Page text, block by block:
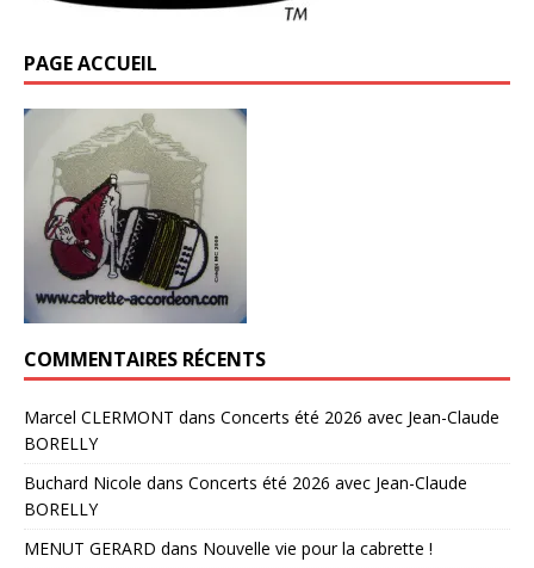
PAGE ACCUEIL
COMMENTAIRES RÉCENTS
Marcel CLERMONT dans Concerts été 2026 avec Jean-Claude
BORELLY
Buchard Nicole dans Concerts été 2026 avec Jean-Claude
BORELLY
MENUT GERARD dans Nouvelle vie pour la cabrette !